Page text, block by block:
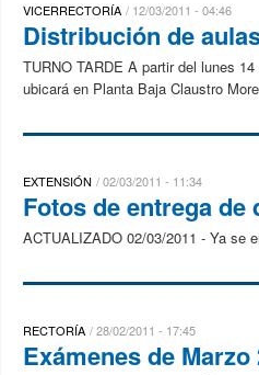
VICERRECTORÍA 12/03/2011 - 04:46
Distribución de
TURNO TARDE A partir del lunes
ubicará en Planta Baja Claustro
EXTENSIÓN 02/03/2011 - 11:34
Fotos de entrega de
ACTUALIZADO 02/03/2011 - Ya se
RECTORÍA 28/02/2011 - 17:45
Exámenes de